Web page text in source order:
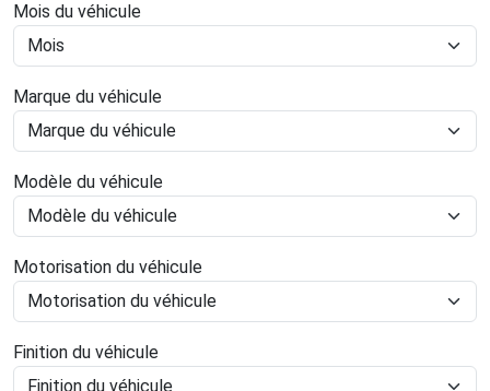
Mois du véhicule
Marque du véhicule
Modèle du véhicule
Motorisation du véhicule
Finition du véhicule